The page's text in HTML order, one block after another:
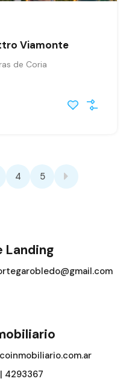
Viamonte
de Coria
4 5
Landing
4293367